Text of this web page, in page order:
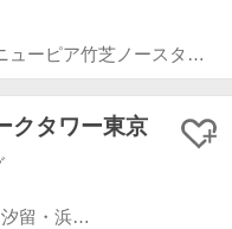
東京都港区海岸1-11-1 ニューピア竹芝ノースタワー3F
クタワー東京
浜松町駅 (東京・銀座・汐留・浜松町・品川・上野・浅草)